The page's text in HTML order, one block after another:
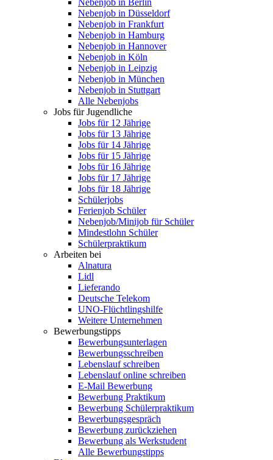
Nebenjob in Berlin
Nebenjob in Düsseldorf
Nebenjob in Frankfurt
Nebenjob in Hamburg
Nebenjob in Hannover
Nebenjob in Köln
Nebenjob in Leipzig
Nebenjob in München
Nebenjob in Stuttgart
Alle Nebenjobs
Jobs für Jugendliche
Jobs für 12 Jährige
Jobs für 13 Jährige
Jobs für 14 Jährige
Jobs für 15 Jährige
Jobs für 16 Jährige
Jobs für 17 Jährige
Jobs für 18 Jährige
Schülerjobs
Ferienjob Schüler
Nebenjob/Minijob für Schüler
Mindestlohn Schüler
Schülerpraktikum
Arbeiten bei
Alnatura
Lidl
Lieferando
Deutsche Telekom
UNO-Flüchtlingshilfe
Weitere Unternehmen
Bewerbungstipps
Bewerbungsunterlagen
Bewerbungsschreiben
Lebenslauf schreiben
Lebenslauf online schreiben
E-Mail Bewerbung
Bewerbung Praktikum
Bewerbung Schülerpraktikum
Bewerbungsgespräch
Bewerbung zurückziehen
Bewerbung als Werkstudent
Alle Bewerbungstipps